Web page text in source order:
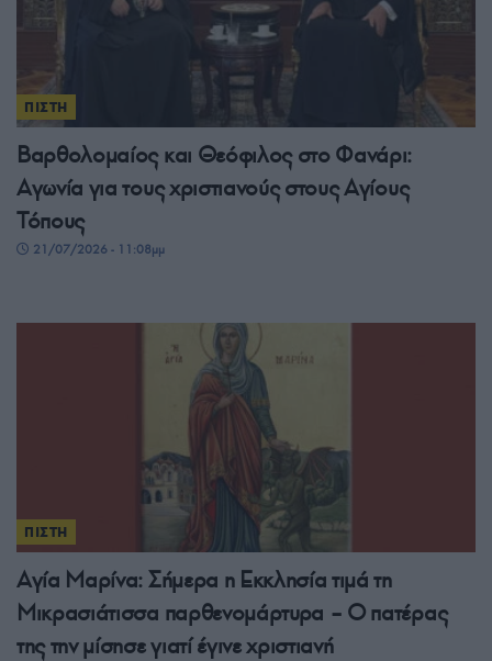
ΠΙΣΤΗ
Βαρθολομαίος και Θεόφιλος στο Φανάρι:
Αγωνία για τους χριστιανούς στους Αγίους
Τόπους
21/07/2026 - 11:08μμ
ΠΙΣΤΗ
Αγία Μαρίνα: Σήμερα η Εκκλησία τιμά τη
Μικρασιάτισσα παρθενομάρτυρα – Ο πατέρας
της την μίσησε γιατί έγινε χριστιανή